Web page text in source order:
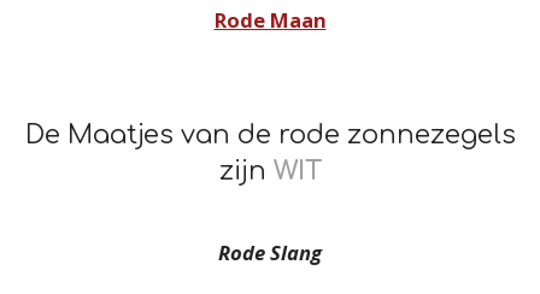
Rode Maan
De Maatjes van de rode zonnezegels
zijn WIT
Rode Slang